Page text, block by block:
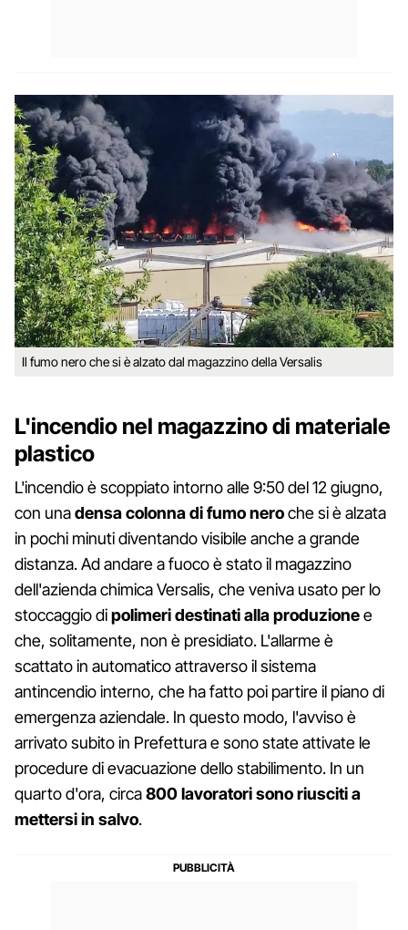
Il fumo nero che si è alzato dal magazzino della Versalis
L'incendio nel magazzino di materiale
plastico
L'incendio è scoppiato intorno alle 9:50 del 12 giugno,
con unadensa colonna di fumo neroche si è alzata
in pochi minuti diventando visibile anche a grande
distanza. Ad andare a fuoco è stato il magazzino
dell'azienda chimica Versalis, che veniva usato per lo
stoccaggio dipolimeridestinati alla produzionee
che, solitamente, non è presidiato. L'allarme è
scattato in automatico attraverso il sistema
antincendio interno, che ha fatto poi partire il piano di
emergenza aziendale. In questo modo, l'avviso è
arrivato subito in Prefettura e sono state attivate le
procedure di evacuazione dello stabilimento. In un
quarto d'ora, circa800 lavoratori sono riusciti a
mettersi in salvo.